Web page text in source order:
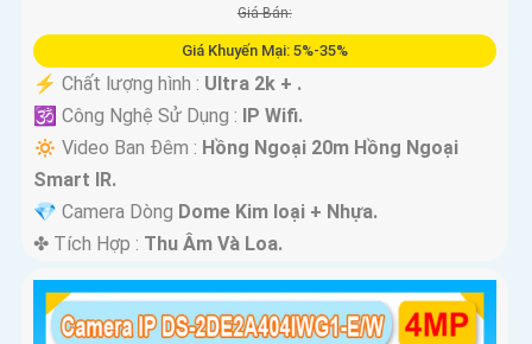
Giá Bán:
Giá Khuyến Mại: 5%-35%
️⚡ Chất lượng hình : Ultra 2k + .
🕉️ Công Nghệ Sử Dụng : IP Wifi.
🔅 Video Ban Đêm : Hồng Ngoại 20m Hồng Ngoại
Smart IR.
💎 Camera Dòng Dome Kim loại + Nhựa.
️✤ Tích Hợp : Thu Âm Và Loa.